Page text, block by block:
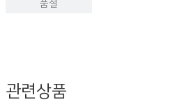
관련상품